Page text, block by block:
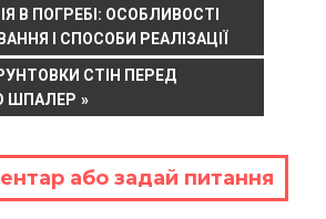
В ПОГРЕБІ: ОСОБЛИВОСТІ
І СПОСОБИ РЕАЛІЗАЦІЇ
СТІН ПЕРЕД
ШПАЛЕР
або задай питання